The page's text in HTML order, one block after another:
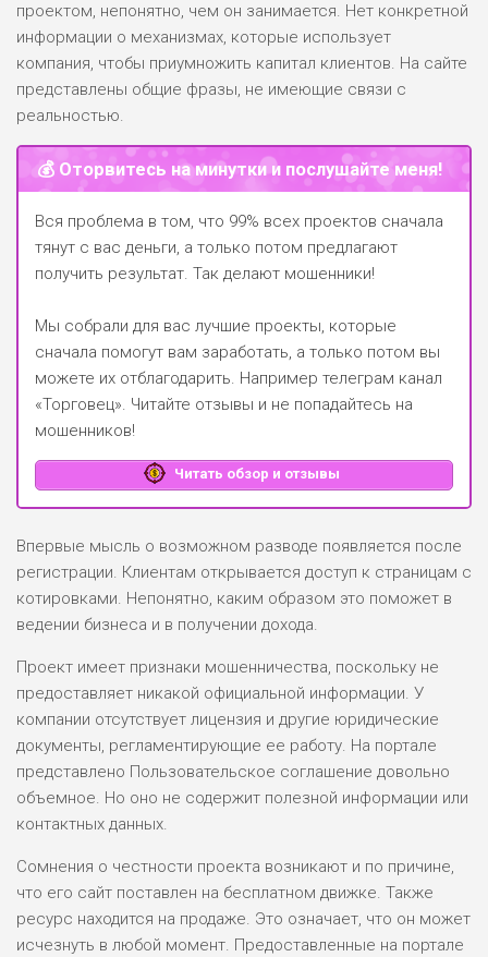
проектом, непонятно, чем он занимается. Нет конкретной
информации о механизмах, которые использует
компания, чтобы приумножить капитал клиентов. На сайте
представлены общие фразы, не имеющие связи с
реальностью.
💰 Оторвитесь на минутки и послушайте меня!
Вся проблема в том, что 99% всех проектов сначала
тянут с вас деньги, а только потом предлагают
получить результат. Так делают мошенники!
Мы собрали для вас лучшие проекты, которые
сначала помогут вам заработать, а только потом вы
можете их отблагодарить. Например телеграм канал
«Торговец». Читайте отзывы и не попадайтесь на
мошенников!
Читать обзор и отзывы
Впервые мысль о возможном разводе появляется после
регистрации. Клиентам открывается доступ к страницам с
котировками. Непонятно, каким образом это поможет в
ведении бизнеса и в получении дохода.
Проект имеет признаки мошенничества, поскольку не
предоставляет никакой официальной информации. У
компании отсутствует лицензия и другие юридические
документы, регламентирующие ее работу. На портале
представлено Пользовательское соглашение довольно
объемное. Но оно не содержит полезной информации или
контактных данных.
Сомнения о честности проекта возникают и по причине,
что его сайт поставлен на бесплатном движке. Также
ресурс находится на продаже. Это означает, что он может
исчезнуть в любой момент. Предоставленные на портале